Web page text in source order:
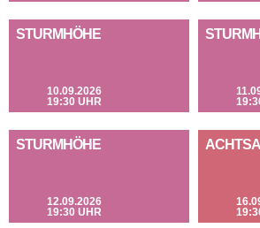
STURMHÖHE
10.09.2026
19:30 UHR
STURMHÖHE
12.09.2026
19:30 UHR